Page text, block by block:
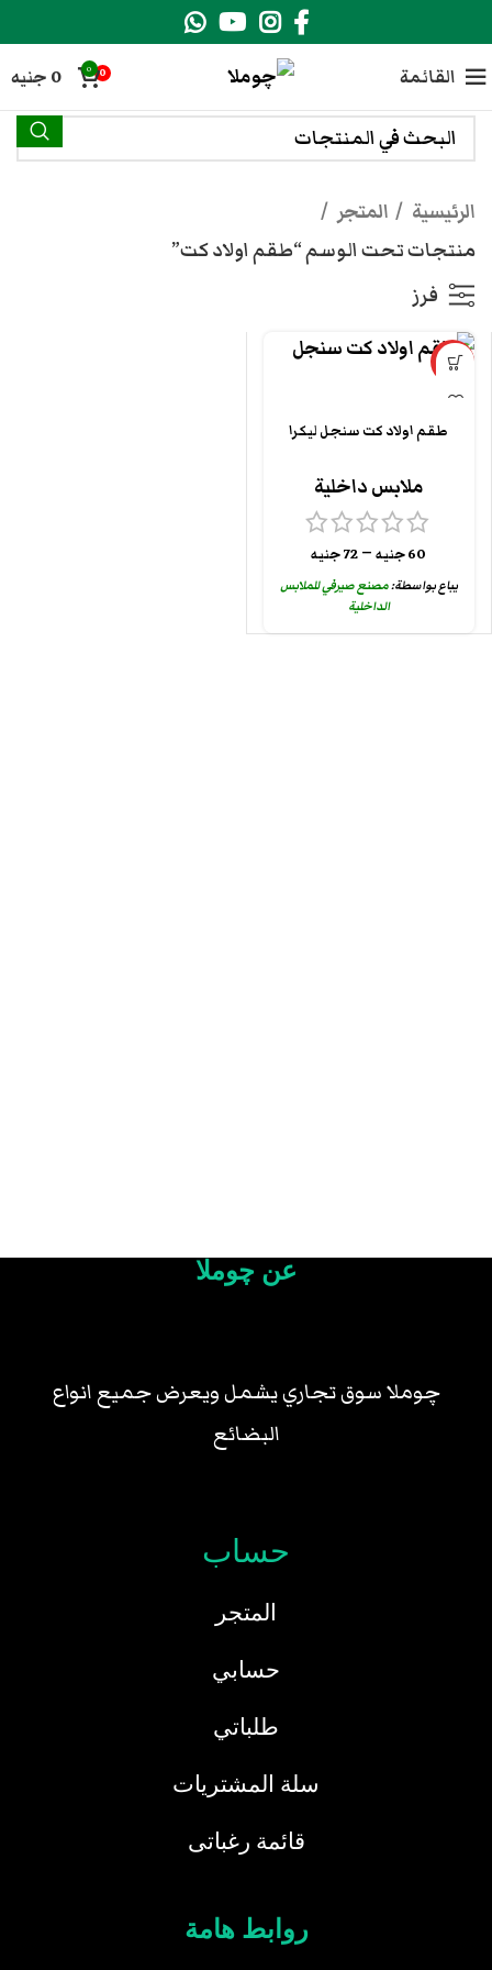
القائمة 0
0
0 جنيه
الرئيسية
المتجر
منتجات تحت الوسم “طقم اولاد كت”
فرز
مميزة
طقم اولاد كت سنجل ليكرا
ملابس داخلية
60جنيه–
72جنيه
يباع بواسطة:مصنع صيرفي للملابس
الداخلية
عن چوملا
چوملا سوق تجاري يشمل ويعرض جميع انواع
البضائع
حساب
المتجر
حسابي
طلباتي
سلة المشتريات
قائمة رغباتى
روابط هامة